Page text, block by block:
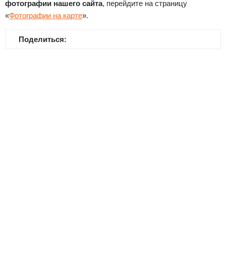
фотографии нашего сайта, перейдите на страницу
«Фотографии на карте».
Поделиться: